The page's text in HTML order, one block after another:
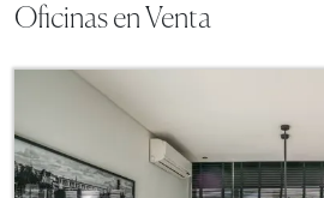
Oficinas en Venta